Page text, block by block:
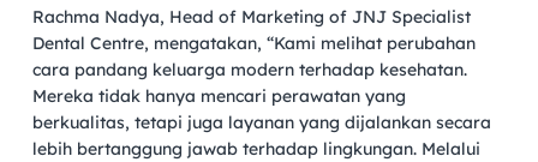
Rachma Nadya, Head of Marketing of JNJ Specialist
Dental Centre, mengatakan, “Kami melihat perubahan
cara pandang keluarga modern terhadap kesehatan.
Mereka tidak hanya mencari perawatan yang
berkualitas, tetapi juga layanan yang dijalankan secara
lebih bertanggung jawab terhadap lingkungan. Melalui